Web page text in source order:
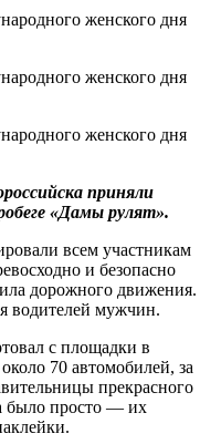
приняли
«Дамы рулят».
всем участникам
и безопасно
дорожного движения.
водителей мужчин.
с площадки в
70 автомобилей, за
прекрасного
было просто — их